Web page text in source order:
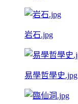
岩石.jpg
易學哲學史.jpg